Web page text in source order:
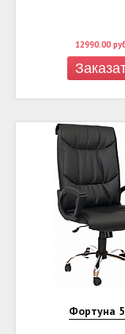
12990.00
Фортуна